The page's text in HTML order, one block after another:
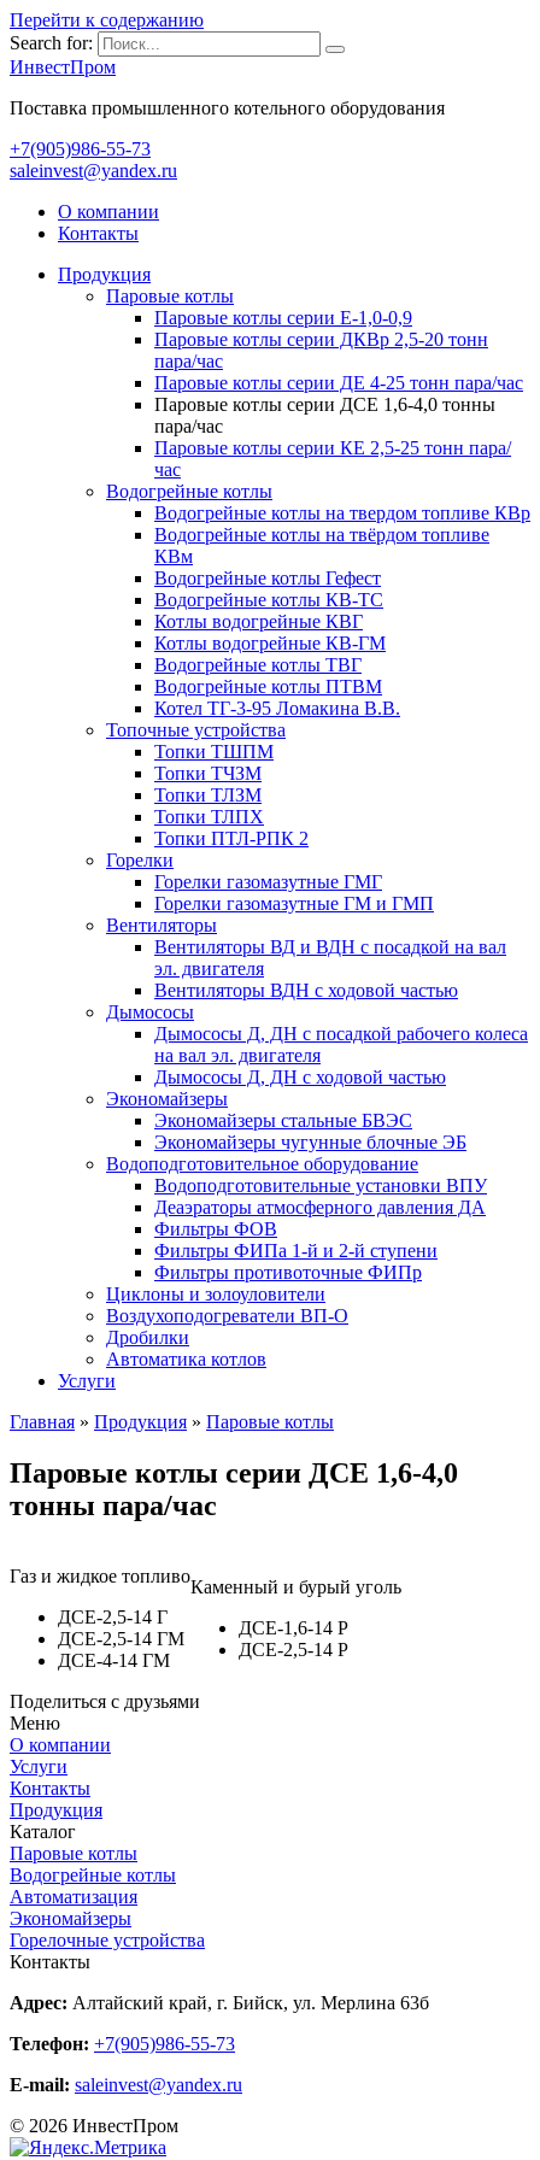
Перейти к содержанию
Search for:
ИнвестПром
Поставка промышленного котельного оборудования
+7(905)986-55-73
saleinvest@yandex.ru
О компании
Контакты
Продукция
Паровые котлы
Паровые котлы серии Е-1,0-0,9
Паровые котлы серии ДКВр 2,5-20 тонн
пара/час
Паровые котлы серии ДЕ 4-25 тонн пара/час
Паровые котлы серии ДСЕ 1,6-4,0 тонны
пара/час
Паровые котлы серии КЕ 2,5-25 тонн пара/
час
Водогрейные котлы
Водогрейные котлы на твердом топливе КВр
Водогрейные котлы на твёрдом топливе
КВм
Водогрейные котлы Гефест
Водогрейные котлы КВ-ТС
Котлы водогрейные КВГ
Котлы водогрейные КВ-ГМ
Водогрейные котлы ТВГ
Водогрейные котлы ПТВМ
Котел ТГ-3-95 Ломакина В.В.
Топочные устройства
Топки ТШПМ
Топки ТЧЗМ
Топки ТЛЗМ
Топки ТЛПХ
Топки ПТЛ-РПК 2
Горелки
Горелки газомазутные ГМГ
Горелки газомазутные ГМ и ГМП
Вентиляторы
Вентиляторы ВД и ВДН с посадкой на вал
эл. двигателя
Вентиляторы ВДН с ходовой частью
Дымососы
Дымососы Д, ДН с посадкой рабочего колеса
на вал эл. двигателя
Дымососы Д, ДН с ходовой частью
Экономайзеры
Экономайзеры стальные БВЭС
Экономайзеры чугунные блочные ЭБ
Водоподготовительное оборудование
Водоподготовительные установки ВПУ
Деаэраторы атмосферного давления ДА
Фильтры ФОВ
Фильтры ФИПа 1-й и 2-й ступени
Фильтры противоточные ФИПр
Циклоны и золоуловители
Воздухоподогреватели ВП-О
Дробилки
Автоматика котлов
Услуги
Главная » Продукция » Паровые котлы
Паровые котлы серии ДСЕ 1,6-4,0
тонны пара/час
Газ и жидкое топливо
ДСЕ-2,5-14 Г
ДСЕ-2,5-14 ГМ
ДСЕ-4-14 ГМ
Каменный и бурый уголь
ДСЕ-1,6-14 Р
ДСЕ-2,5-14 Р
Поделиться с друзьями
Меню
О компании
Услуги
Контакты
Продукция
Каталог
Паровые котлы
Водогрейные котлы
Автоматизация
Экономайзеры
Горелочные устройства
Контакты
Адрес: Алтайский край, г. Бийск, ул. Мерлина 63б
Телефон: +7(905)986-55-73
E-mail: saleinvest@yandex.ru
© 2026 ИнвестПром